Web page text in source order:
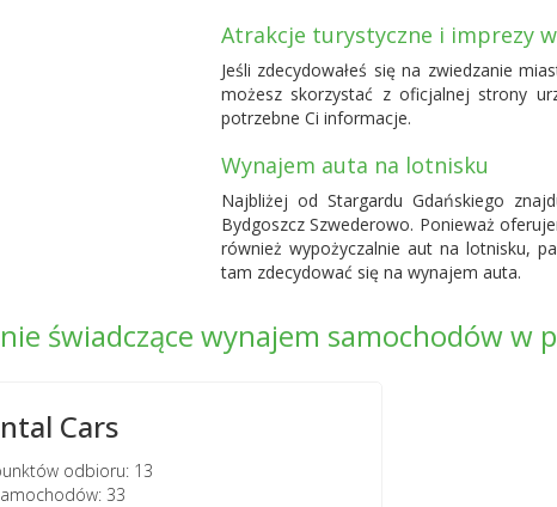
Atrakcje turystyczne i imprezy
Jeśli zdecydowałeś się na zwiedzanie
możesz skorzystać z oficjalnej strony
potrzebne Ci informacje.
Wynajem auta na lotnisku
Najbliżej od Stargardu Gdańskiego
Bydgoszcz Szwederowo. Ponieważ
również wypożyczalnie aut na lotnisku,
tam zdecydować się na wynajem auta.
świadczące wynajem samochodów w
Cars
odbioru: 13
33